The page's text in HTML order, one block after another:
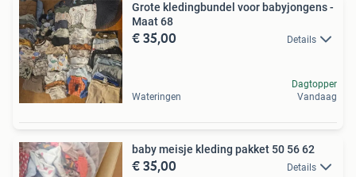
Grote kledingbundel voor babyjongens -
Maat 68
€ 35,00 Details
Wateringen
Dagtopper
Vandaag
baby meisje kleding pakket 50 56 62
€ 35,00 Details